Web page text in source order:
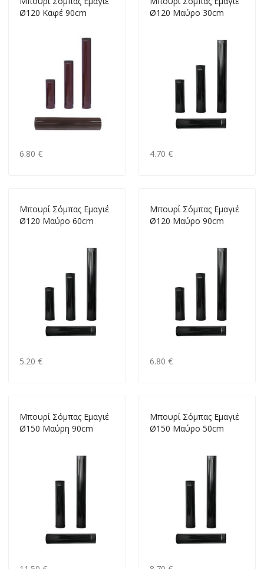
Ø120 Καφέ 90cm
6.80 €
Ø120 Μαύρο 30cm
4.70 €
Mπουρί Σόμπας Εμαγιέ
Ø120 Μαύρο 60cm
5.20 €
Mπουρί Σόμπας Εμαγιέ
Ø120 Μαύρο 90cm
6.80 €
Mπουρί Σόμπας Εμαγιέ
Ø150 Μαύρη 90cm
Mπουρί Σόμπας Εμαγιέ
Ø150 Μαύρο 50cm